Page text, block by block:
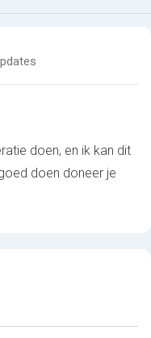
doen, en ik kan dit
doen doneer je